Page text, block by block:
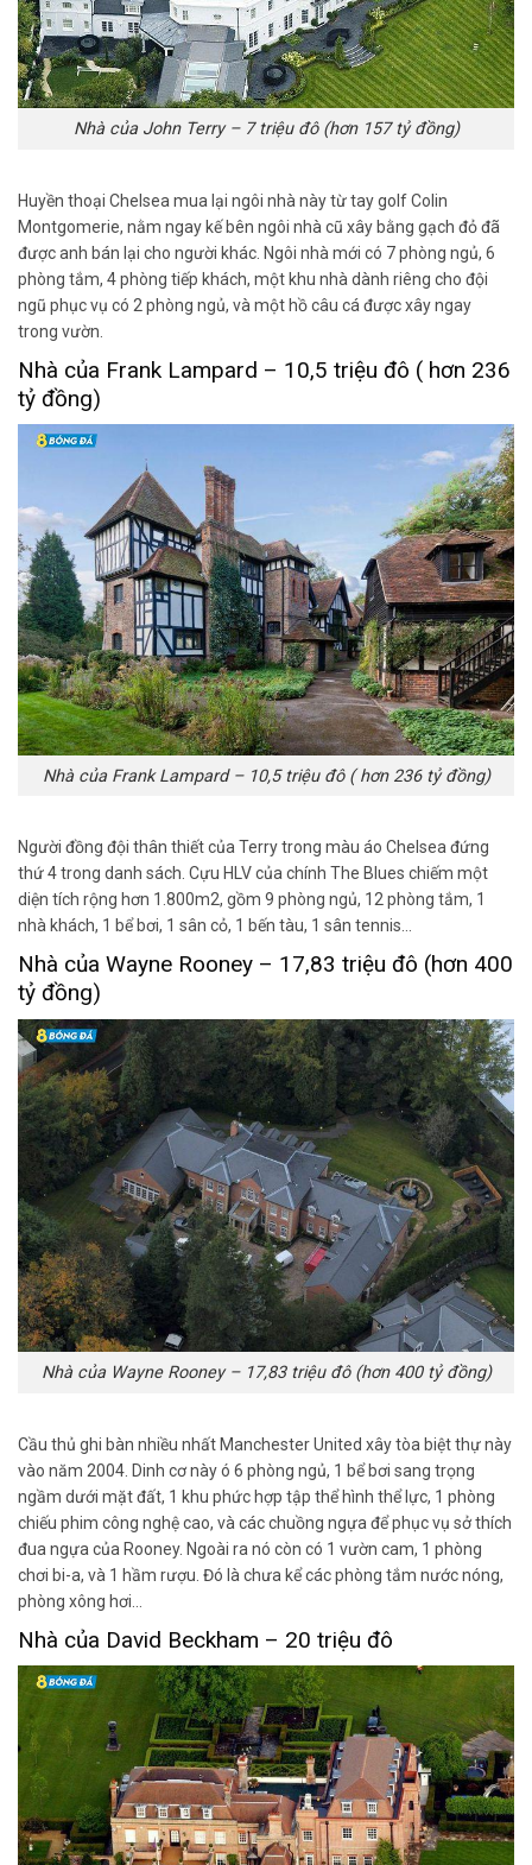
Nhà của John Terry – 7 triệu đô (hơn 157 tỷ đồng)
Huyền thoại Chelsea mua lại ngôi nhà này từ tay golf Colin
Montgomerie, nằm ngay kế bên ngôi nhà cũ xây bằng gạch đỏ đã
được anh bán lại cho người khác. Ngôi nhà mới có 7 phòng ngủ, 6
phòng tắm, 4 phòng tiếp khách, một khu nhà dành riêng cho đội
ngũ phục vụ có 2 phòng ngủ, và một hồ câu cá được xây ngay
trong vườn.
Nhà của Frank Lampard – 10,5 triệu đô ( hơn 236
tỷ đồng)
Nhà của Frank Lampard – 10,5 triệu đô ( hơn 236 tỷ đồng)
Người đồng đội thân thiết của Terry trong màu áo Chelsea đứng
thứ 4 trong danh sách. Cựu HLV của chính The Blues chiếm một
diện tích rộng hơn 1.800m2, gồm 9 phòng ngủ, 12 phòng tắm, 1
nhà khách, 1 bể bơi, 1 sân cỏ, 1 bến tàu, 1 sân tennis…
Nhà của Wayne Rooney – 17,83 triệu đô (hơn 400
tỷ đồng)
Nhà của Wayne Rooney – 17,83 triệu đô (hơn 400 tỷ đồng)
Cầu thủ ghi bàn nhiều nhất Manchester United xây tòa biệt thự này
vào năm 2004. Dinh cơ này ó 6 phòng ngủ, 1 bể bơi sang trọng
ngầm dưới mặt đất, 1 khu phức hợp tập thể hình thể lực, 1 phòng
chiếu phim công nghệ cao, và các chuồng ngựa để phục vụ sở thích
đua ngựa của Rooney. Ngoài ra nó còn có 1 vườn cam, 1 phòng
chơi bi-a, và 1 hầm rượu. Đó là chưa kể các phòng tắm nước nóng,
phòng xông hơi…
Nhà của David Beckham – 20 triệu đô